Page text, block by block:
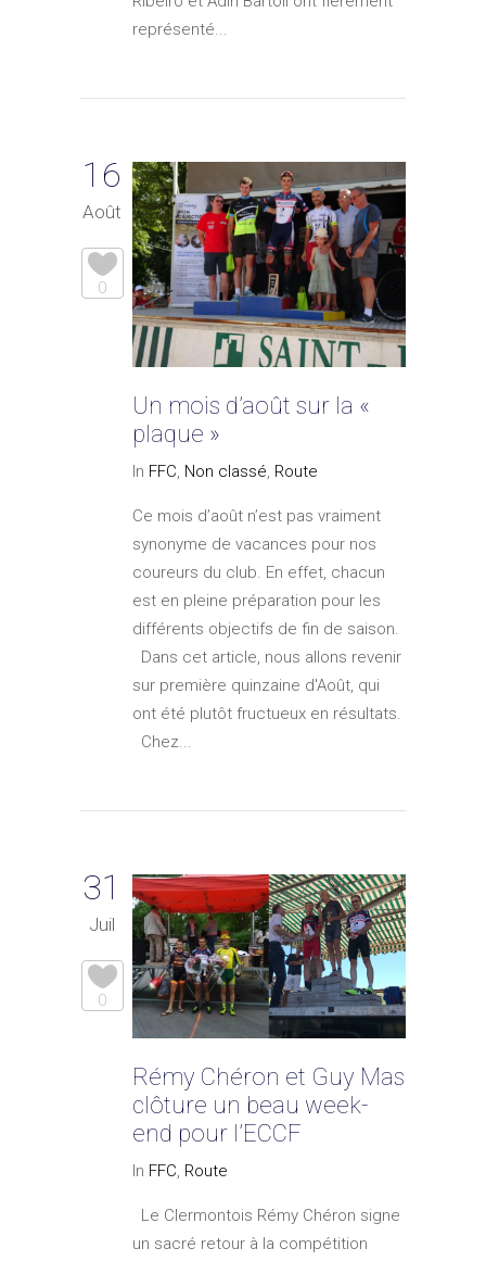
représenté...
16
Août
0
Un mois d’août sur la «
plaque »
In FFC, Non classé, Route
Ce mois d’août n’est pas vraiment
synonyme de vacances pour nos
coureurs du club. En effet, chacun
est en pleine préparation pour les
différents objectifs de fin de saison.
Dans cet article, nous allons revenir
sur première quinzaine d'Août, qui
ont été plutôt fructueux en résultats.
Chez...
31
Juil
0
Rémy Chéron et Guy Mas
clôture un beau week-
end pour l’ECCF
In FFC, Route
Le Clermontois Rémy Chéron signe
un sacré retour à la compétition